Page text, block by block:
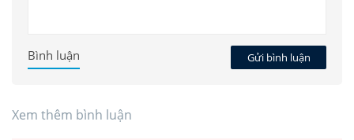
Gửi bình luận
Bình luận
Xem thêm bình luận